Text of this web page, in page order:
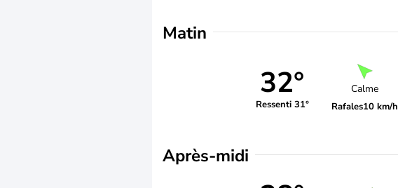
Matin
32°
Ressenti 31°
Calme
Rafales10 km/h
Après-midi